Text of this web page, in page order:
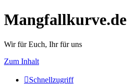
Mangfallkurve.de
Wir für Euch, Ihr für uns
Zum Inhalt
Schnellzugriff